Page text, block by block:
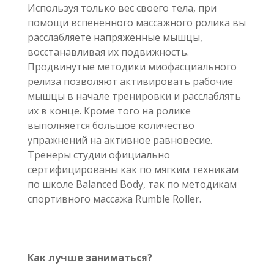
Используя только вес своего тела, при
помощи вспененного массажного ролика вы
расслабляете напряженные мышцы,
восстанавливая их подвижность.
Продвинутые методики миофасциального
релиза позволяют активировать рабочие
мышцы в начале тренировки и расслаблять
их в конце. Кроме того на ролике
выполняется большое количество
упражнений на активное равновесие.
Тренеры студии официально
сертифицированы как по мягким техникам
по школе Balanced Body, так по методикам
спортивного массажа Rumble Roller.
Как лучше заниматься?